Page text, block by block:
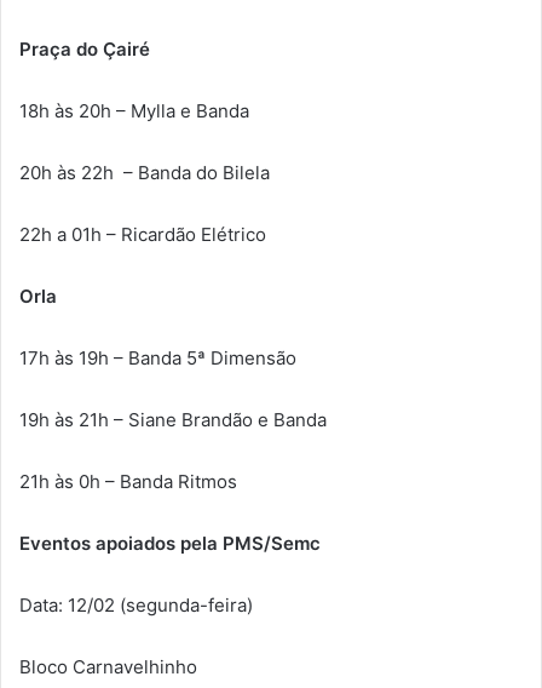
Praça do Çairé
18h às 20h – Mylla e Banda
20h às 22h – Banda do Bilela
22h a 01h – Ricardão Elétrico
Orla
17h às 19h – Banda 5ª Dimensão
19h às 21h – Siane Brandão e Banda
21h às 0h – Banda Ritmos
Eventos apoiados pela PMS/Semc
Data: 12/02 (segunda-feira)
Bloco Carnavelhinho